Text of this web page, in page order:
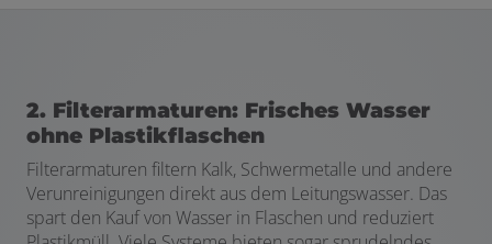
2. Filterarmaturen: Frisches Wasser
ohne Plastikflaschen
Filterarmaturen filtern Kalk, Schwermetalle und andere
Verunreinigungen direkt aus dem Leitungswasser. Das
spart den Kauf von Wasser in Flaschen und reduziert